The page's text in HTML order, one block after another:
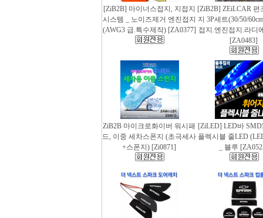
[ZiB2B] 마이너스접지, 지접지
시스템 _ 노이즈제거 엔진접지
(AWG3 급.특수제작) [ZA0377]
[ZiB2B] ZEiLCAR 편
지 3P세트(30/50/
접지.엔진접지.라디
[ZA0483]
ZiB2B 마이크로화이버 워시패
드, 이중 세차스폰지 (초극세사
+스폰지) [Zi0871]
[ZiLED] LED바
플렉시블 줄LED
_ 블루